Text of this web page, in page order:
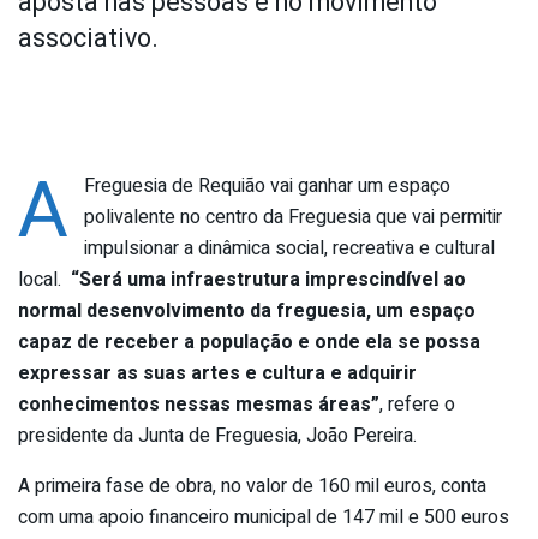
associativo.
A
Freguesia de Requião vai ganhar um espaço
polivalente no centro da Freguesia que vai permitir
impulsionar a dinâmica social, recreativa e cultural
local. “Será uma infraestrutura imprescindível ao
normal desenvolvimento da freguesia, um espaço
capaz de receber a população e onde ela se possa
expressar as suas artes e cultura e adquirir
conhecimentos nessas mesmas áreas”, refere o
presidente da Junta de Freguesia, João Pereira.
A primeira fase de obra, no valor de 160 mil euros, conta
com uma apoio financeiro municipal de 147 mil e 500 euros